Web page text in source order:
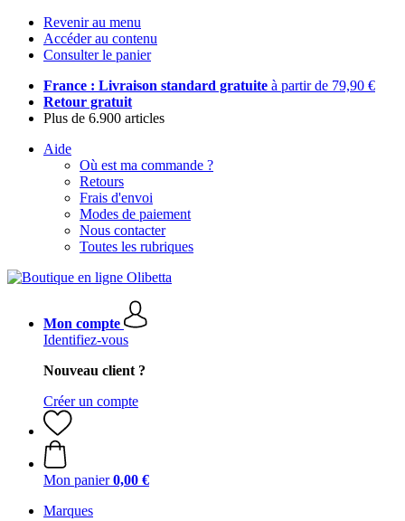
Revenir au menu
Accéder au contenu
Consulter le panier
France : Livraison standard gratuite à partir de 79,90 €
Retour gratuit
Plus de 6.900 articles
Aide
Où est ma commande ?
Retours
Frais d'envoi
Modes de paiement
Nous contacter
Toutes les rubriques
Mon compte
Identifiez-vous
Nouveau client ?
Créer un compte
Mon panier 0,00 €
Marques